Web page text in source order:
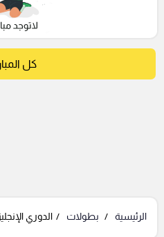
كل
الرئيسية بطولات الدوري